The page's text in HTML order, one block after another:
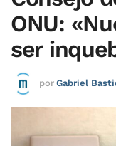
ONU:
ser
por Gabriel